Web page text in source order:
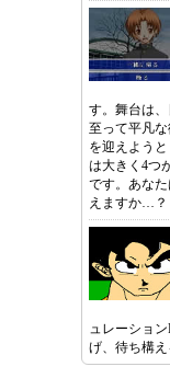
す。舞台は
至って平凡
を迎えよう
は大きく4つ
です。あな
えますか…？
ュレーショ
げ、待ち構